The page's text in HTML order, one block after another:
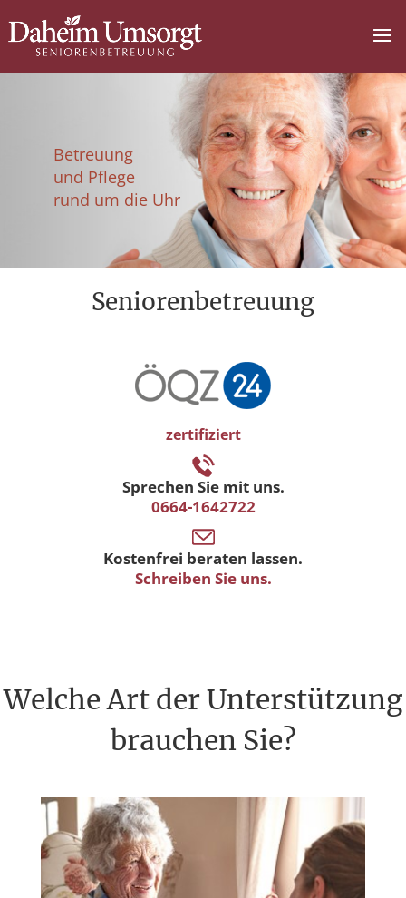
Betreuung
und Pflege
rund um die Uhr
Seniorenbetreuung
zertifiziert
Sprechen Sie mit uns.
0664-1642722
Kostenfrei beraten lassen.
Schreiben Sie uns.
Welche Art der Unterstützung
brauchen Sie?